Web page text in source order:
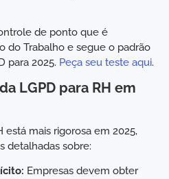
de ponto que é
do Trabalho e segue o padrão
para 2025. Peça seu teste aqui.
LGPD para RH em
está mais rigorosa em 2025,
detalhadas sobre:
Empresas devem obter